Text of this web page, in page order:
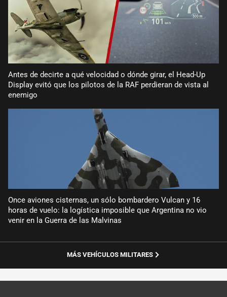
Antes de decirte a qué velocidad o dónde girar, el Head-Up
Display evitó que los pilotos de la RAF perdieran de vista al
enemigo
Once aviones cisternas, un sólo bombardero Vulcan y 16
horas de vuelo: la logística imposible que Argentina no vio
venir en la Guerra de las Malvinas
MÁS VEHÍCULOS MILITARES